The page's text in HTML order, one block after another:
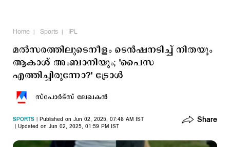
Home Sports IPL
മല്‍സരത്തിലുടെനീളം ടെന്‍ഷനടിച്ച് നിതയും
ആകാശ് അംബാനിയും; 'പൈസ
എത്തിച്ചിരുന്നോ?' ട്രോള്‍
സ്പോര്‍ട്സ് ലേഖകന്‍
SPORTS
Published on Jun 02, 2025, 07:48 AM IST
Updated on Jun 02, 2025, 01:59 PM IST
Share